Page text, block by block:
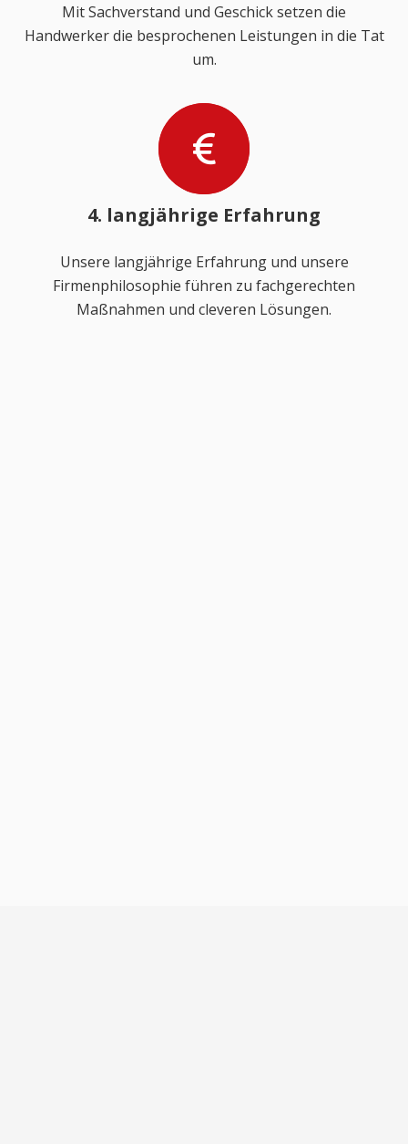
Mit Sachverstand und Geschick setzen die
Handwerker die besprochenen Leistungen in die Tat
um.
4. langjährige Erfahrung
Unsere langjährige Erfahrung und unsere
Firmenphilosophie führen zu fachgerechten
Maßnahmen und cleveren Lösungen.